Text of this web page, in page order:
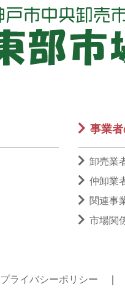
事業
卸売業
仲卸業
関連事
市場関
プライバシーポリシー